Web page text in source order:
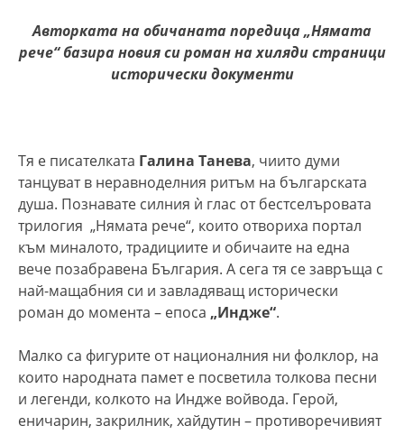
Авторката на обичаната поредица„Нямата
рече“базира новия си роман на хиляди страници
исторически документи
Тя е писателката Галина Танева, чиито думи
танцуват в неравноделния ритъм на българската
душа. Познавате силния ѝ глас от бестселъровата
трилогия „Нямата рече“, които отвориха портал
към миналото, традициите и обичаите на една
вече позабравена България. А сега тя се завръща с
най-мащабния си и завладяващ исторически
роман до момента – епоса „Индже“.
Малко са фигурите от националния ни фолклор, на
които народната памет е посветила толкова песни
и легенди, колкото на Индже войвода. Герой,
еничарин, закрилник, хайдутин – противоречивият